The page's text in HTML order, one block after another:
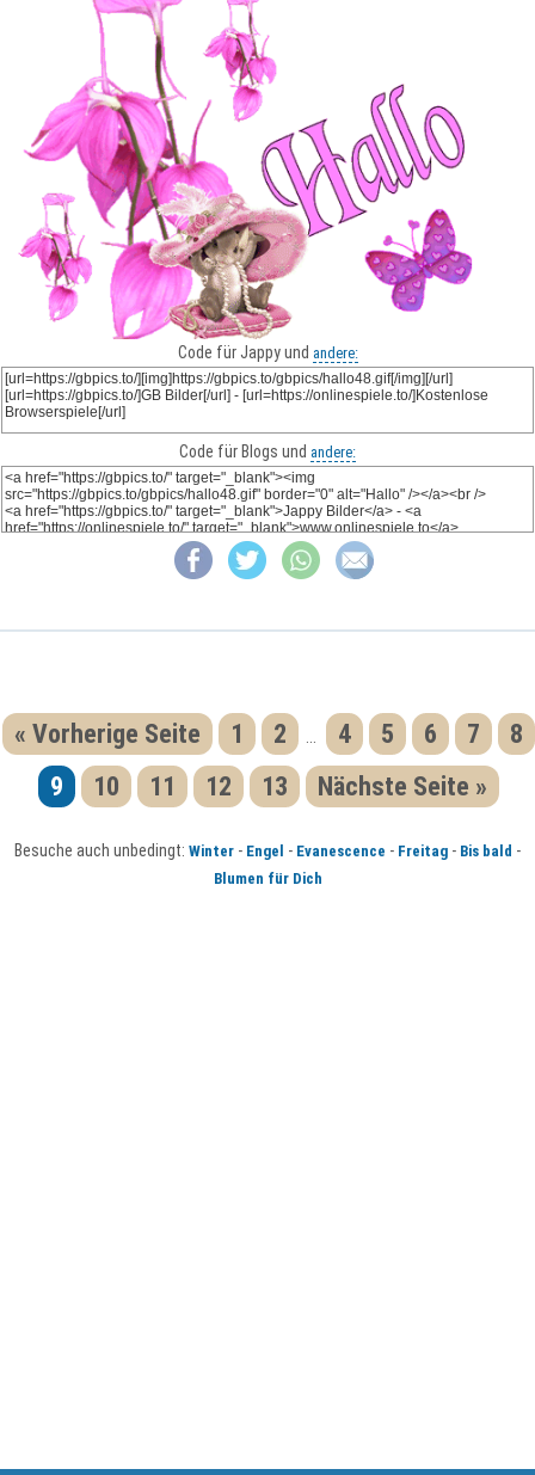
Code für Jappy und andere:
Code für Blogs und andere:
« Vorherige Seite 1 2 4 5 6 7
8
9
10 11 12 13 Nächste Seite »
Besuche auch unbedingt: Winter - Engel - Evanescence - Freitag - Bis bald -
Blumen für Dich